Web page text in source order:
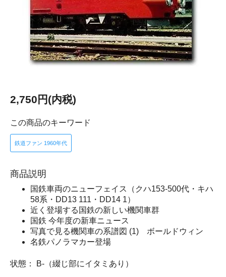
2,750円(内税)
この商品のキーワード
鉄道ファン 1960年代
商品説明
国鉄車両のニューフェイス（クハ153-500代・キハ
58系・DD13 111・DD14 1）
近く登場する国鉄の新しい機関車群
国鉄 今年度の新車ニュース
写真で見る機関車の系譜図 (1) ボールドウィン
名鉄パノラマカー登場
状態： B-（綴じ部にイタミあり）